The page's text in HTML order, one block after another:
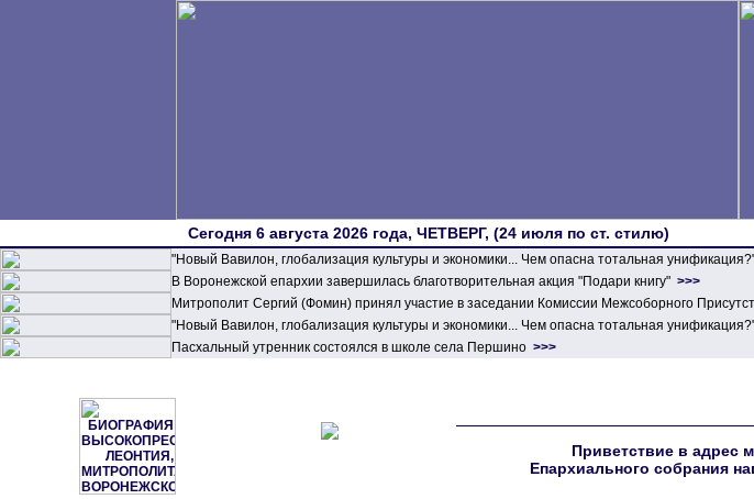
Сегодня 6 августа 2026 года, ЧЕТВЕРГ, (24 июля по ст. стилю)
"Новый Вавилон, глобализация культуры и экономики... Чем опасна тотальная
В Воронежской епархии завершилась благотворительная акция "Подари книгу" >>>
Митрополит Сергий (Фомин) принял участие в заседании Комиссии Межсоборного
"Новый Вавилон, глобализация культуры и экономики... Чем опасна тотальная
Пасхальный утренник состоялся в школе села Першино >>>
Приветствие в адрес
Епархиального собрания